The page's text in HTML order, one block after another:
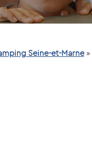
Seine-et-Marne»